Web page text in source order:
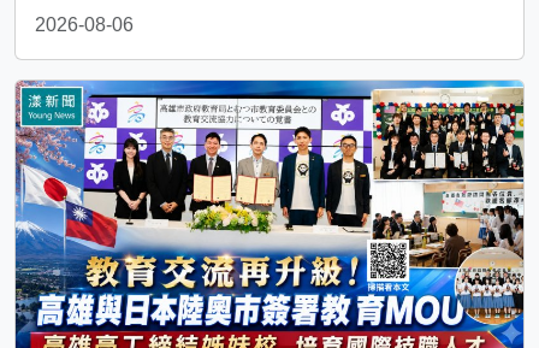
2026-08-06